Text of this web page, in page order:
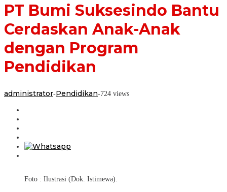
PT Bumi Suksesindo Bantu
Cerdaskan Anak-Anak
dengan Program
Pendidikan
administrator-Pendidikan-724 views
Foto : Ilustrasi (Dok. Istimewa).